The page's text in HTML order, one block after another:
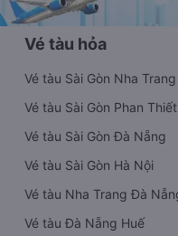
Vé tàu hỏa
Vé tàu Sài Gòn Nha Trang
Vé tàu Sài Gòn Phan Thiết
Vé tàu Sài Gòn Đà Nẵng
Vé tàu Sài Gòn Hà Nội
Vé tàu Nha Trang Đà
Vé tàu Đà Nẵng Huế